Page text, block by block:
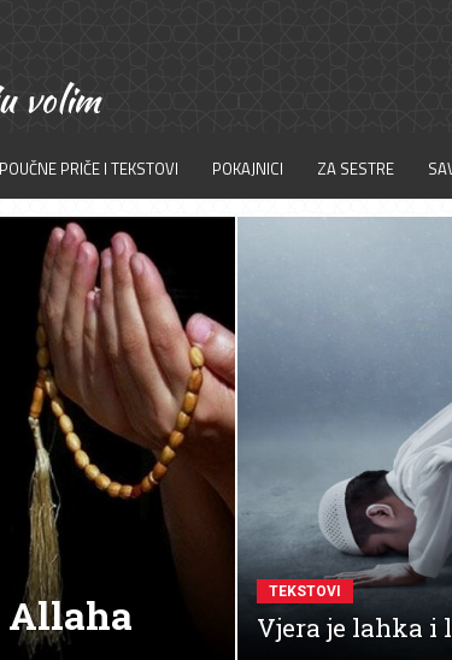
POUČNE PRIČE I TEKSTOVI POKAJNICI ZA SESTRE
Allaha TEKSTOVI
Vjera je lahka i